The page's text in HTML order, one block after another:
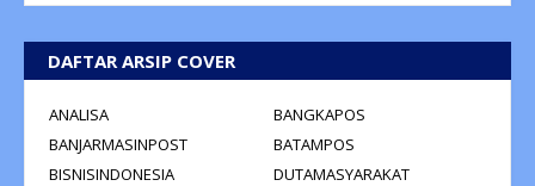
DAFTAR ARSIP COVER
ANALISA
BANGKAPOS
BANJARMASINPOST
BATAMPOS
BISNISINDONESIA
DUTAMASYARAKAT